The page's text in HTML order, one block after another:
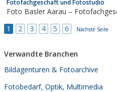
Fotofachgeschäft und Fotostudio
Foto Basler Aarau –
1
2 3 4 5 6 Nächste Seite
Verwandte Branchen
Bildagenturen & Fotoarchive
Fotobedarf, Optik, Multimedia